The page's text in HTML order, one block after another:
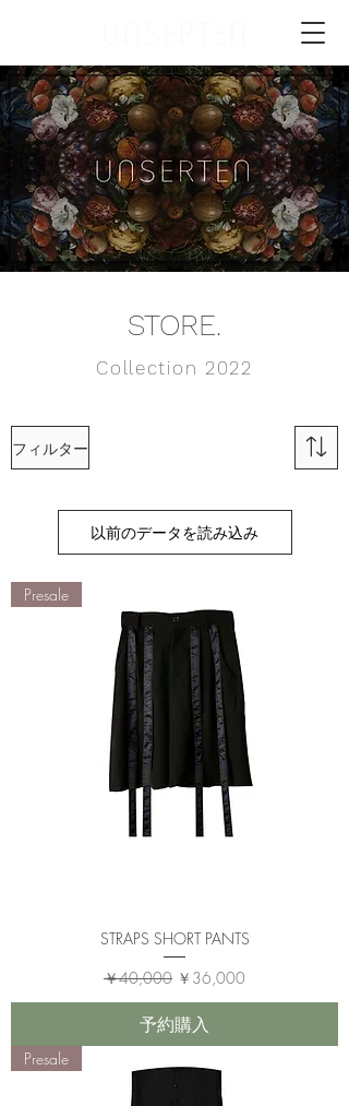
STORE.
Collection 2022
フィルター
以前のデータを読み込み
Presale
STRAPS SHORT PANTS
通常価格
￥40,000 セール価格
￥36,000
予約購入
Presale